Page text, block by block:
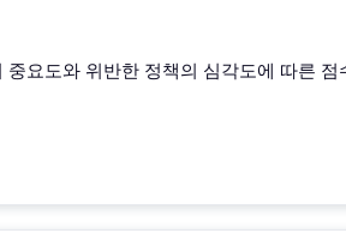
요도와 위반한 정책의 심각도에 따른